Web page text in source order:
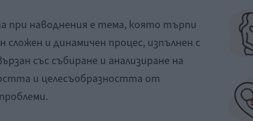
при наводнения е тема, която търпи
сложен и динамичен процес, изпълнен с
със събиране и анализиране на
и целесъобразността от